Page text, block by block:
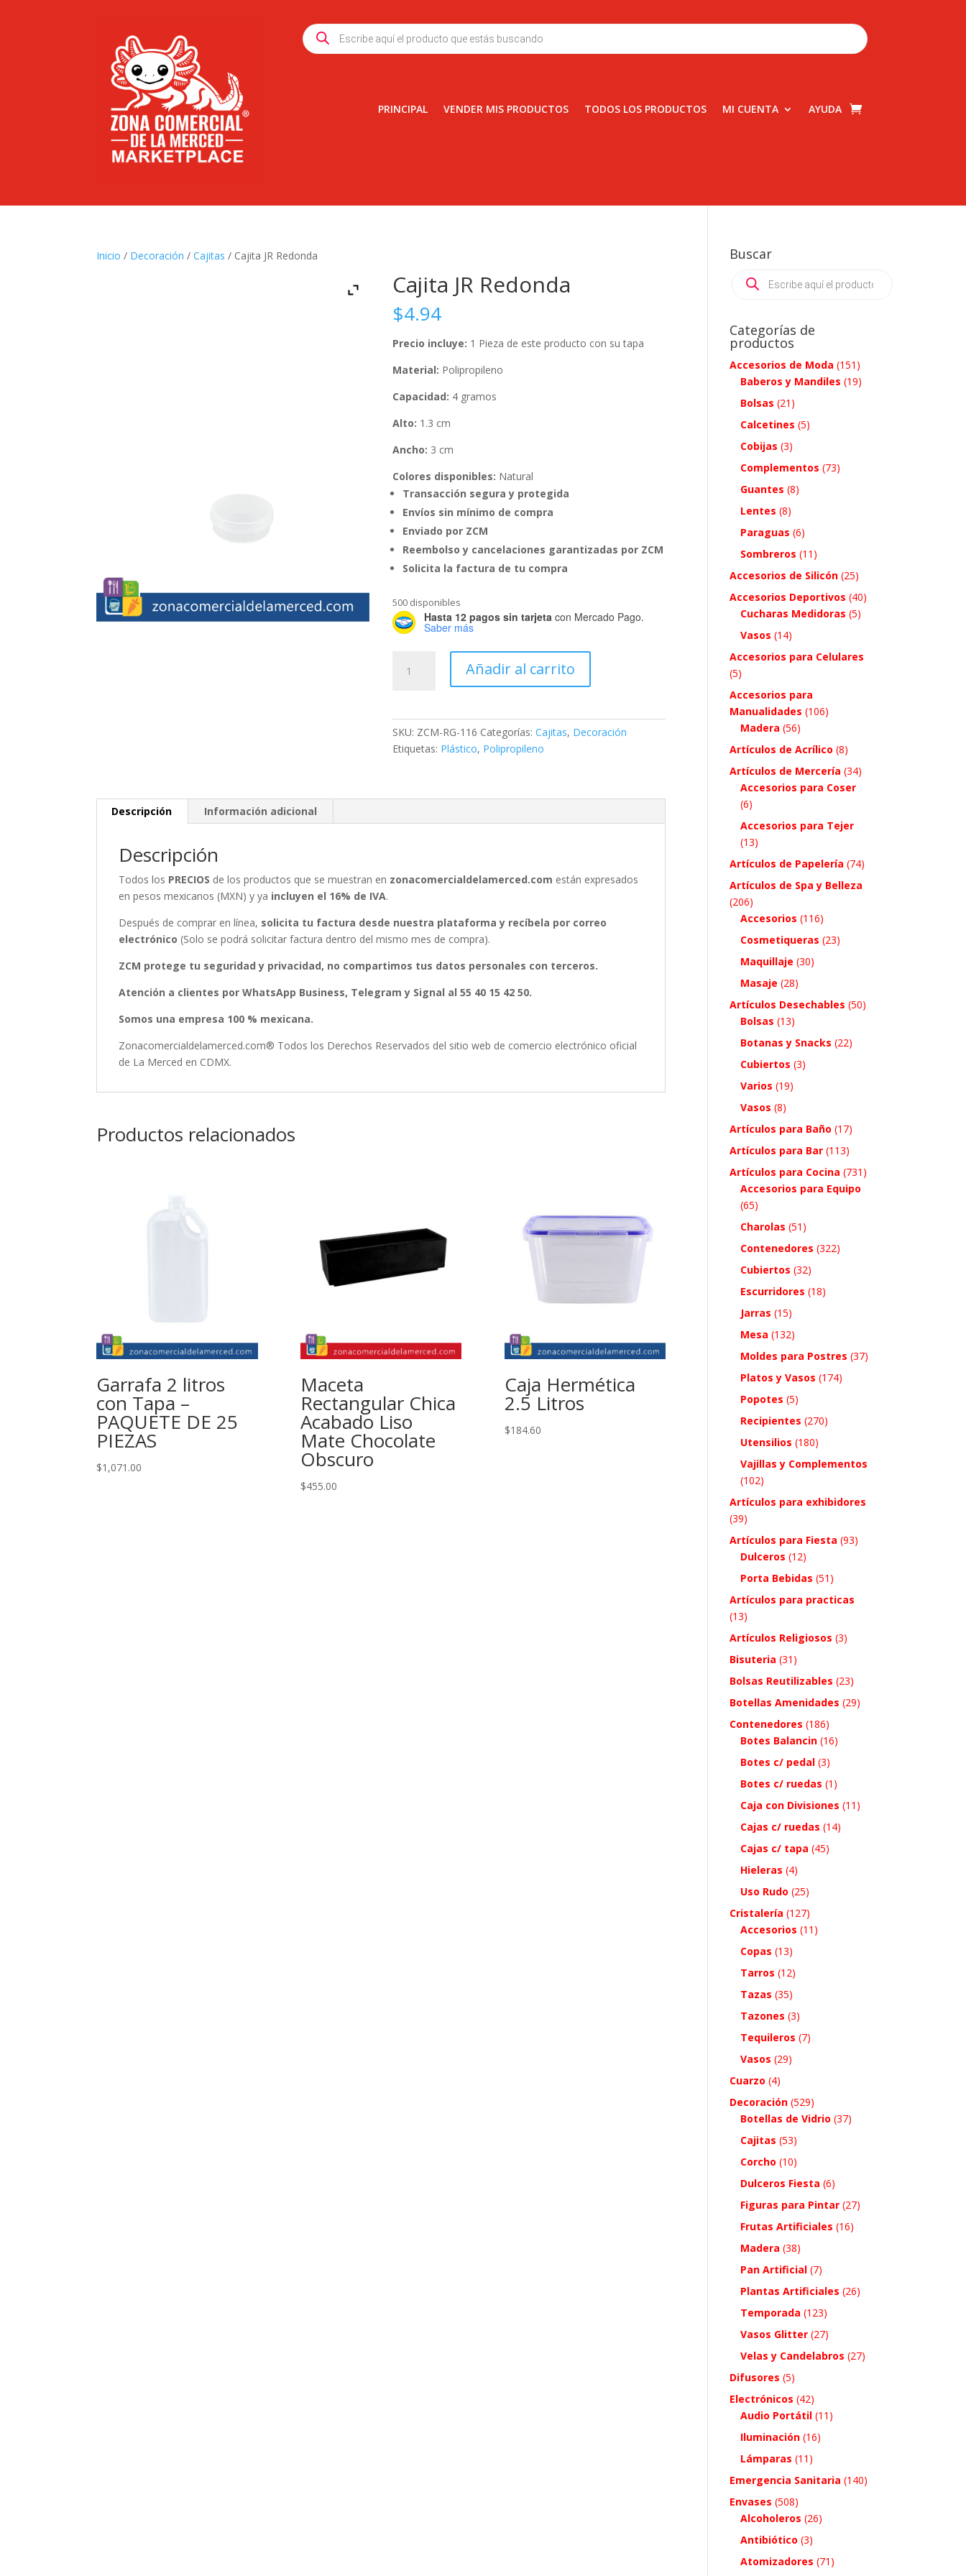
Products
search
PRINCIPAL VENDER MIS PRODUCTOS TODOS LOS PRODUCTOS MI CUENTA AYUDA
Inicio / Decoración /Cajitas / Cajita JR Redonda
Cajita JR Redonda
$4.94
Precio incluye: 1 Pieza de este producto con su tapa
Material: Polipropileno
Capacidad: 4 gramos
Alto: 1.3 cm
Ancho: 3 cm
Colores disponibles: Natural
Transacción segura y protegida
Envíos sin mínimo de compra
Enviado por ZCM
Reembolso y cancelaciones garantizadas por ZCM
Solicita la factura de tu compra
500 disponibles
Hasta 12 pagos sin tarjeta con Mercado Pago.
Saber más
Añadir al carrito
SKU: ZCM-RG-116 Categorías:Cajitas, Decoración
Etiquetas: Plástico, Polipropileno
Descripción Información adicional
Descripción
Todos los PRECIOS de los productos que se muestran en zonacomercialdelamerced.com están expresados
en pesos mexicanos (MXN) y ya incluyen el 16% de IVA.
Después de comprar en línea, solicita tu factura desde nuestra plataforma y recíbela por correo
electrónico (Solo se podrá solicitar factura dentro del mismo mes de compra).
ZCM protege tu seguridad y privacidad, no compartimos tus datos personales con terceros.
Atención a clientes por WhatsApp Business, Telegram y Signal al 55 40 15 42 50.
Somos una empresa 100 % mexicana.
Zonacomercialdelamerced.com® Todos los Derechos Reservados del sitio web de comercio electrónico oficial
de La Merced en CDMX.
Productos relacionados
Garrafa 2 litros
con Tapa –
PAQUETE DE 25
PIEZAS
$1,071.00
Maceta
Rectangular Chica
Acabado Liso
Mate Chocolate
Obscuro
$455.00
Caja Hermética
2.5 Litros
$184.60
Buscar
Products
search
Categorías de
productos
Accesorios de Moda (151)
Baberos y Mandiles (19)
Bolsas (21)
Calcetines (5)
Cobijas (3)
Complementos (73)
Guantes (8)
Lentes (8)
Paraguas (6)
Sombreros (11)
Accesorios de Silicón (25)
Accesorios Deportivos (40)
Cucharas Medidoras (5)
Vasos (14)
Accesorios para Celulares
(5)
Accesorios para
Manualidades (106)
Madera (56)
Artículos de Acrílico (8)
Artículos de Mercería (34)
Accesorios para Coser
(6)
Accesorios para Tejer
(13)
Artículos de Papelería (74)
Artículos de Spa y Belleza
(206)
Accesorios (116)
Cosmetiqueras (23)
Maquillaje (30)
Masaje (28)
Artículos Desechables (50)
Bolsas (13)
Botanas y Snacks (22)
Cubiertos (3)
Varios (19)
Vasos (8)
Artículos para Baño (17)
Artículos para Bar (113)
Artículos para Cocina (731)
Accesorios para Equipo
(65)
Charolas (51)
Contenedores (322)
Cubiertos (32)
Escurridores (18)
Jarras (15)
Mesa (132)
Moldes para Postres (37)
Platos y Vasos (174)
Popotes (5)
Recipientes (270)
Utensilios (180)
Vajillas y Complementos
(102)
Artículos para exhibidores
(39)
Artículos para Fiesta (93)
Dulceros (12)
Porta Bebidas (51)
Artículos para practicas
(13)
Artículos Religiosos (3)
Bisuteria (31)
Bolsas Reutilizables (23)
Botellas Amenidades (29)
Contenedores (186)
Botes Balancin (16)
Botes c/ pedal (3)
Botes c/ ruedas (1)
Caja con Divisiones (11)
Cajas c/ ruedas (14)
Cajas c/ tapa (45)
Hieleras (4)
Uso Rudo (25)
Cristalería (127)
Accesorios (11)
Copas (13)
Tarros (12)
Tazas (35)
Tazones (3)
Tequileros (7)
Vasos (29)
Cuarzo (4)
Decoración (529)
Botellas de Vidrio (37)
Cajitas (53)
Corcho (10)
Dulceros Fiesta (6)
Figuras para Pintar (27)
Frutas Artificiales (16)
Madera (38)
Pan Artificial (7)
Plantas Artificiales (26)
Temporada (123)
Vasos Glitter (27)
Velas y Candelabros (27)
Difusores (5)
Electrónicos (42)
Audio Portátil (11)
Iluminación (16)
Lámparas (11)
Emergencia Sanitaria (140)
Envases (508)
Alcoholeros (26)
Antibiótico (3)
Atomizadores (71)